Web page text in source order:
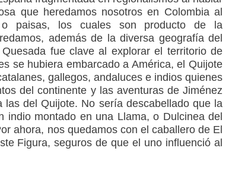
que heredamos nosotros en Colombia al
o paisas, los cuales son producto de la
además de la diversa geografía del
fue clave al explorar el territorio de
se hubiera embarcado a América, el Quijote
gallegos, andaluces e indios quienes
del continente y las aventuras de Jiménez
del Quijote. No sería descabellado que la
indio montado en una Llama, o Dulcinea del
ahora, nos quedamos con el caballero de El
Figura, seguros de que el uno influenció al